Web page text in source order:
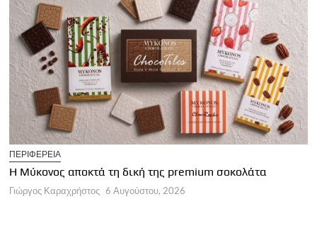
ΠΕΡΙΦΕΡΕΙΑ
Η Μύκονος αποκτά τη δική της premium σοκολάτα
Γιώργος Καραχρήστος 6 Αυγούστου, 2026